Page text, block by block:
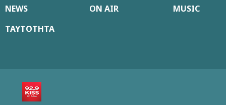
NEWS ON AIR
MUSIC
ΤΑΥΤΟΤΗΤΑ